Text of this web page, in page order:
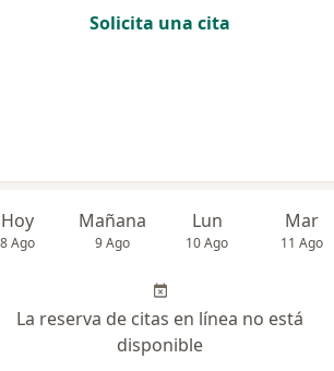
Solicita una cita
Hoy
8 Ago
Mañana
9 Ago
Lun
10 Ago
Mar
11 Ago
La reserva de citas en línea no está
disponible